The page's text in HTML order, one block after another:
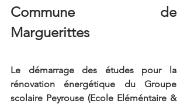
Commune de
Marguerittes
Le démarrage des études pour la
rénovation énergétique du Groupe
scolaire Peyrouse (Ecole Eléméntaire &